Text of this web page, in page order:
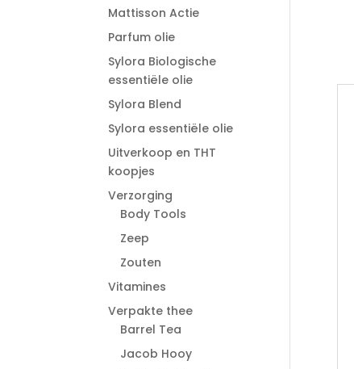
Mattisson Actie
Parfum olie
Sylora Biologische
essentiële olie
Sylora Blend
Sylora essentiële olie
Uitverkoop en THT
koopjes
Verzorging
Body Tools
Zeep
Zouten
Vitamines
Verpakte thee
Barrel Tea
Jacob Hooy